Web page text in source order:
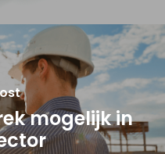
mogelijk in